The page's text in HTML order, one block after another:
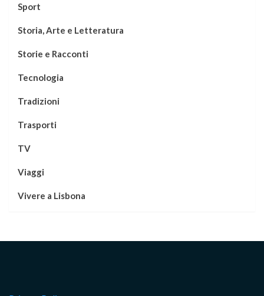
Sport
Storia, Arte e Letteratura
Storie e Racconti
Tecnologia
Tradizioni
Trasporti
TV
Viaggi
Vivere a Lisbona